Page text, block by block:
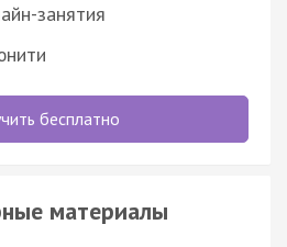
занятия
бесплатно
материалы